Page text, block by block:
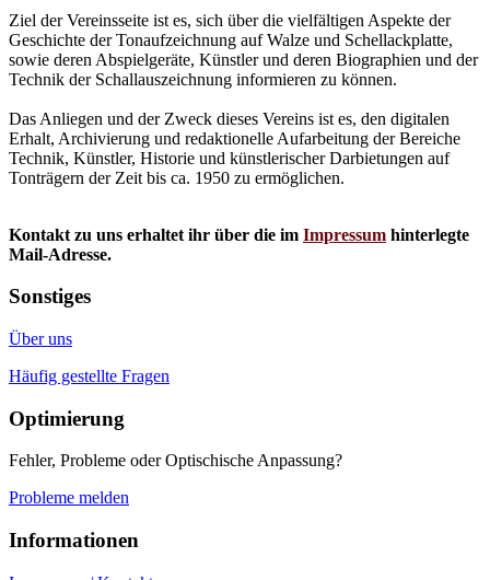
Ziel der Vereinsseite ist es, sich über die vielfältigen Aspekte der
Geschichte der Tonaufzeichnung auf Walze und Schellackplatte,
sowie deren Abspielgeräte, Künstler und deren Biographien und der
Technik der Schallauszeichnung informieren zu können.
Das Anliegen und der Zweck dieses Vereins ist es, den digitalen
Erhalt, Archivierung und redaktionelle Aufarbeitung der Bereiche
Technik, Künstler, Historie und künstlerischer Darbietungen auf
Tonträgern der Zeit bis ca. 1950 zu ermöglichen.
Kontakt zu uns erhaltet ihr über die im Impressum hinterlegte
Mail-Adresse.
Sonstiges
Über uns
Häufig gestellte Fragen
Optimierung
Fehler, Probleme oder Optischische Anpassung?
Probleme melden
Informationen